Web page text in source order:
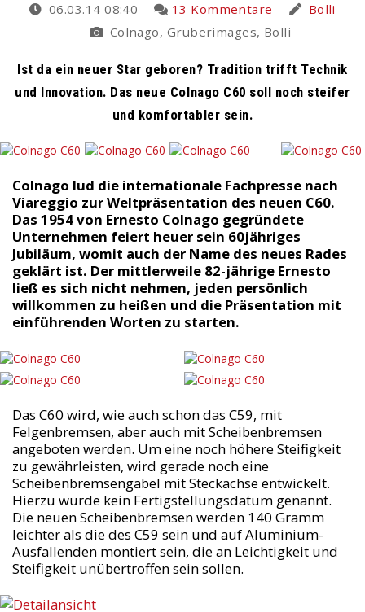
06.03.14 08:40 13 Kommentare
Bolli
Colnago, Gruberimages, Bolli
Ist da ein neuer Star geboren? Tradition trifft Technik
und Innovation. Das neue Colnago C60 soll noch steifer
und komfortabler sein.
Colnago lud die internationale Fachpresse nach
Viareggio zur Weltpräsentation des neuen C60.
Das 1954 von Ernesto Colnago gegründete
Unternehmen feiert heuer sein 60jähriges
Jubiläum, womit auch der Name des neues Rades
geklärt ist. Der mittlerweile 82-jährige Ernesto
ließ es sich nicht nehmen, jeden persönlich
willkommen zu heißen und die Präsentation mit
einführenden Worten zu starten.
Das C60 wird, wie auch schon das C59, mit
Felgenbremsen, aber auch mit Scheibenbremsen
angeboten werden. Um eine noch höhere Steifigkeit
zu gewährleisten, wird gerade noch eine
Scheibenbremsengabel mit Steckachse entwickelt.
Hierzu wurde kein Fertigstellungsdatum genannt.
Die neuen Scheibenbremsen werden 140 Gramm
leichter als die des C59 sein und auf Aluminium-
Ausfallenden montiert sein, die an Leichtigkeit und
Steifigkeit unübertroffen sein sollen.